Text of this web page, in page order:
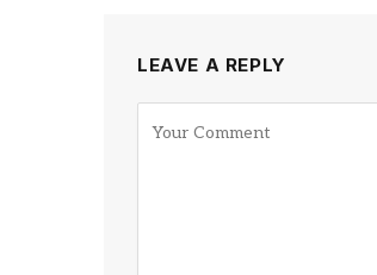
LEAVE A REPLY